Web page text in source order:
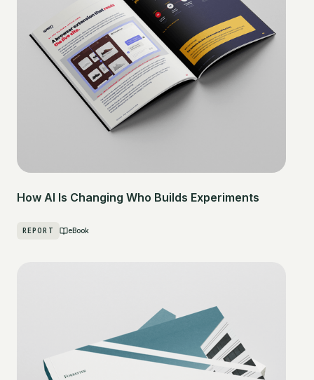
How AI Is Changing Who Builds Experiments
REPORT eBook